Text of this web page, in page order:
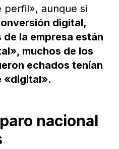
perfil», aunque si
digital,
la empresa están
muchos de los
echados tenían
«digital».
nacional